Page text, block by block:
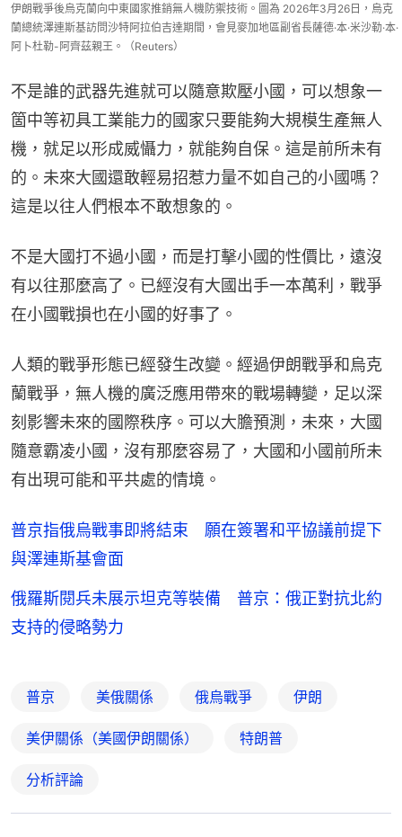
伊朗戰爭後烏克蘭向中東國家推銷無人機防禦技術。圖為 2026年3月26日，烏克
蘭總統澤連斯基訪問沙特阿拉伯吉達期間，會見麥加地區副省長薩德·本·米沙勒·本·
阿卜杜勒-阿齊茲親王。（Reuters）
不是誰的武器先進就可以隨意欺壓小國，可以想象一
箇中等初具工業能力的國家只要能夠大規模生產無人
機，就足以形成威懾力，就能夠自保。這是前所未有
的。未來大國還敢輕易招惹力量不如自己的小國嗎？
這是以往人們根本不敢想象的。
不是大國打不過小國，而是打擊小國的性價比，遠沒
有以往那麼高了。已經沒有大國出手一本萬利，戰爭
在小國戰損也在小國的好事了。
人類的戰爭形態已經發生改變。經過伊朗戰爭和烏克
蘭戰爭，無人機的廣泛應用帶來的戰場轉變，足以深
刻影響未來的國際秩序。可以大膽預測，未來，大國
隨意霸凌小國，沒有那麼容易了，大國和小國前所未
有出現可能和平共處的情境。
普京指俄烏戰事即將結束 願在簽署和平協議前提下
與澤連斯基會面
俄羅斯閱兵未展示坦克等裝備 普京：俄正對抗北約
支持的侵略勢力
普京 美俄關係 俄烏戰爭 伊朗
美伊關係（美國伊朗關係） 特朗普
分析評論